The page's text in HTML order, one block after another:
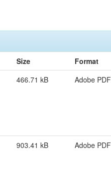
Size
Format
466.71 kB Adobe PDF
903.41 kB Adobe PDF